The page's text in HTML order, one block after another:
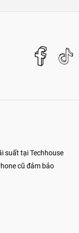
suất tại Techhouse
cũ đảm bảo